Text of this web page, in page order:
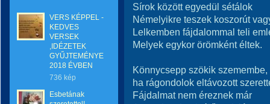
VERS KÉPPEL -
KEDVES
VERSEK
,IDÉZETEK
GYŰJTEMÉNYE
2018 ÉVBEN
736 kép
Esbetának
Sírok között egyedül sétálok
Némelyikre teszek koszorút
Lelkemben fájdalommal teli
Melyek egykor örömként éltek.
Könnycsepp szökik szemembe,
ha rágondolok eltávozott
Fájdalmat nem éreznek már